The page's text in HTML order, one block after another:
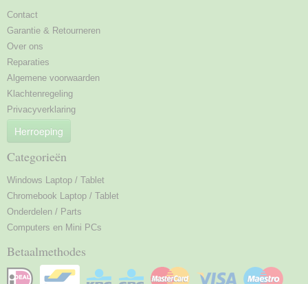
Contact
Garantie & Retourneren
Over ons
Reparaties
Algemene voorwaarden
Klachtenregeling
Privacyverklaring
Herroeping
Categorieën
Windows Laptop / Tablet
Chromebook Laptop / Tablet
Onderdelen / Parts
Computers en Mini PCs
Betaalmethodes